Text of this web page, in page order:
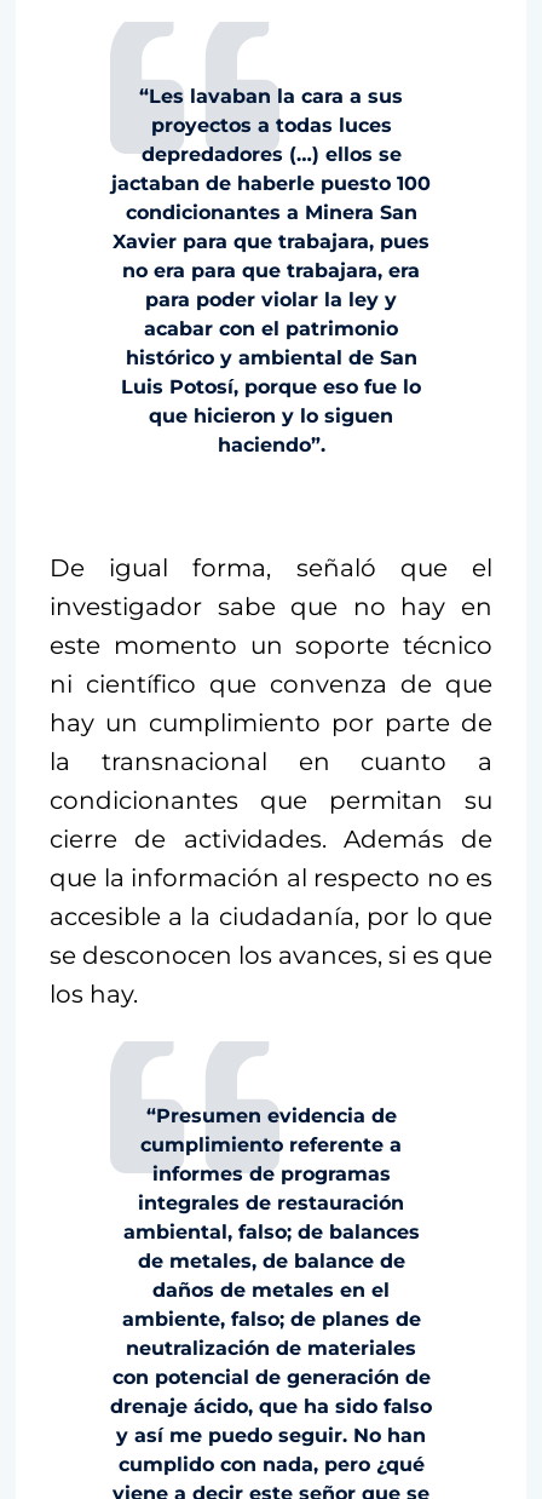
“Les lavaban la cara a sus
proyectos a todas luces
depredadores (…) ellos se
jactaban de haberle puesto 100
condicionantes a Minera San
Xavier para que trabajara, pues
no era para que trabajara, era
para poder violar la ley y
acabar con el patrimonio
histórico y ambiental de San
Luis Potosí, porque eso fue lo
que hicieron y lo siguen
haciendo”.
De igual forma, señaló que el
investigador sabe que no hay en
este momento un soporte técnico
ni científico que convenza de que
hay un cumplimiento por parte de
la transnacional en cuanto a
condicionantes que permitan su
cierre de actividades. Además de
que la información al respecto no es
accesible a la ciudadanía, por lo que
se desconocen los avances, si es que
los hay.
“Presumen evidencia de
cumplimiento referente a
informes de programas
integrales de restauración
ambiental, falso; de balances
de metales, de balance de
daños de metales en el
ambiente, falso; de planes de
neutralización de materiales
con potencial de generación de
drenaje ácido, que ha sido falso
y así me puedo seguir. No han
cumplido con nada, pero ¿qué
viene a decir este señor que se